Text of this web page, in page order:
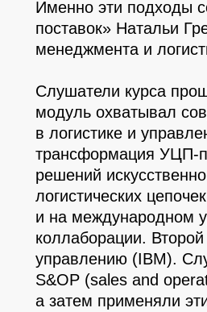
Именно эти подходы
поставок» Натальи
менеджмента и
Слушатели курса
модуль охватывал
в логистике и
трансформация УЦП-
решений
логистических
и на международном
коллаборации.
управлению (IBM).
S&OP (sales and
а затем применяли